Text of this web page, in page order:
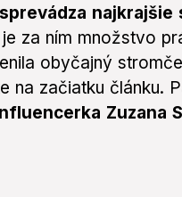
najkrajšie
za ním množstvo
obyčajný
na začiatku článku.
Zuzana